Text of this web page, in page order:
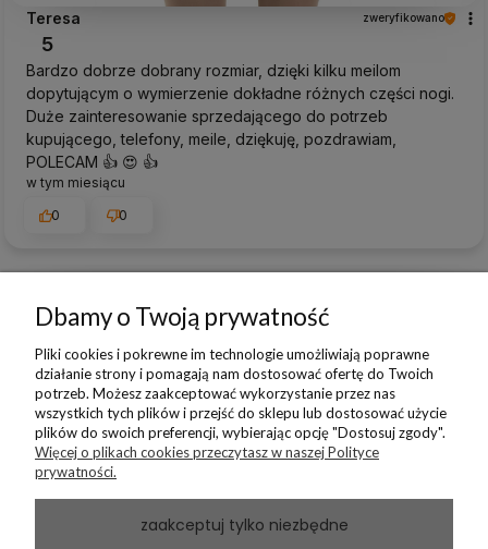
Teresa zweryfikowano
5
Bardzo dobrze dobrany rozmiar, dzięki kilku meilom
dopytującym o wymierzenie dokładne różnych części nogi.
Duże zainteresowanie sprzedającego do potrzeb
kupującego, telefony, meile, dziękuję, pozdrawiam,
POLECAM 👍️ 😍 👍️
w tym miesiącu
0
0
podgląd
Dbamy o Twoją prywatność
Pliki cookies i pokrewne im technologie umożliwiają poprawne
działanie strony i pomagają nam dostosować ofertę do Twoich
potrzeb. Możesz zaakceptować wykorzystanie przez nas
wszystkich tych plików i przejść do sklepu lub dostosować użycie
plików do swoich preferencji, wybierając opcję "Dostosuj zgody".
Więcej o plikach cookies przeczytasz w naszej Polityce
prywatności.
zaakceptuj tylko niezbędne